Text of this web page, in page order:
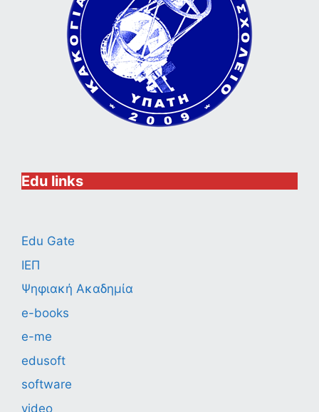
Edu links
Edu Gate
ΙΕΠ
Ψηφιακή Ακαδημία
e-books
e-me
edusoft
software
video